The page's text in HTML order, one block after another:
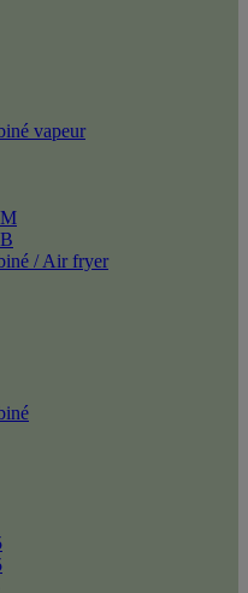
vapeur
/ Air fryer